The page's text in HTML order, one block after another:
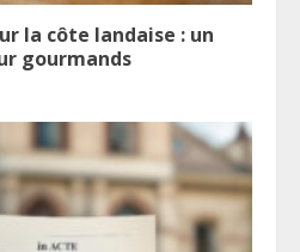
la côte landaise : un
gourmands